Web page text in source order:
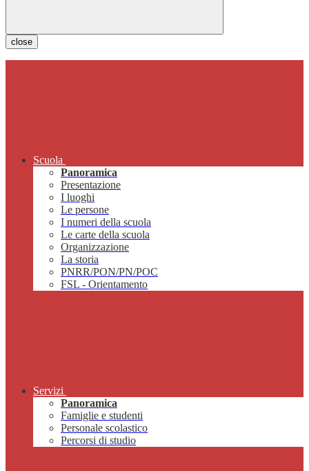
close
Scuola
Panoramica
Presentazione
I luoghi
Le persone
I numeri della scuola
Le carte della scuola
Organizzazione
La storia
PNRR/PON/PN/POC
FSL - Orientamento
Servizi
Panoramica
Famiglie e studenti
Personale scolastico
Percorsi di studio